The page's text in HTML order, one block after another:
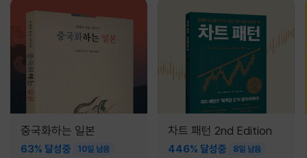
중국화하는 일본
63% 달성중 10일 남음
차트 패턴 2nd Edition
446% 달성중 8일 남음